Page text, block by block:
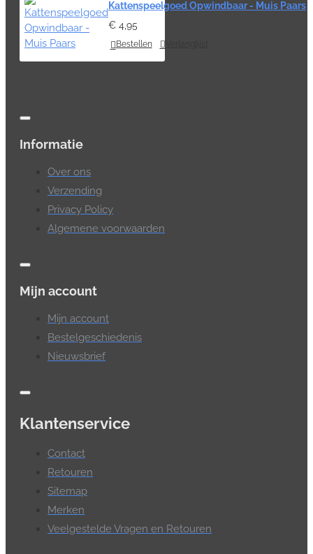
Kattenspeelgoed Opwindbaar - Muis Paars
€ 4,95
Bestellen
Informatie
Over ons
Verzending
Privacy Policy
Algemene voorwaarden
Mijn account
Mijn account
Bestelgeschiedenis
Nieuwsbrief
Klantenservice
Contact
Retouren
Sitemap
Merken
Veelgestelde Vragen en Retouren